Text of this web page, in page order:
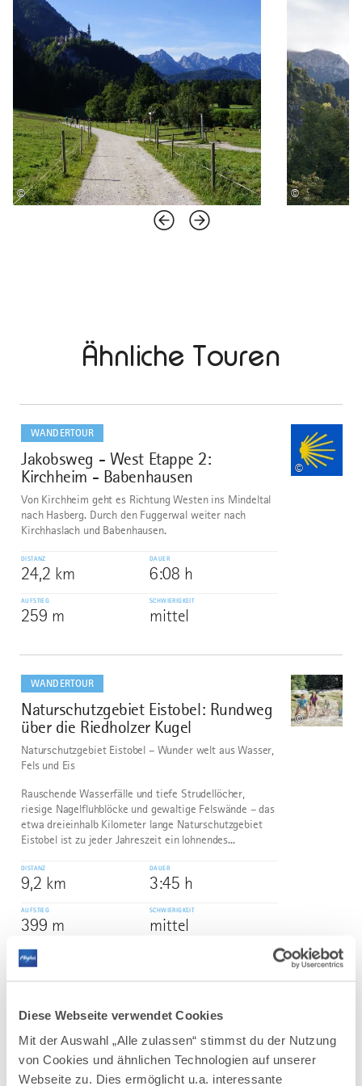
Diese Webseite verwendet Cookies
Mit der Auswahl „Alle zulassen“ stimmst du der Nutzung
von Cookies und ähnlichen Technologien auf unserer
Webseite zu. Dies ermöglicht u.a. interessante
© ©
Ähnliche Touren
WANDERTOUR
1
Jakobsweg - West Etappe 2:
Kirchheim - Babenhausen
©
Von Kirchheim geht es Richtung Westen ins Mindeltal
nach Hasberg. Durch den Fuggerwal weiter nach
Kirchhaslach und Babenhausen.
DISTANZ
24,2 km
DAUER
6:08 h
AUFSTIEG
259 m
SCHWIERIGKEIT
mittel
dazu
WANDERTOUR
2
Naturschutzgebiet Eistobel: Rundweg
über die Riedholzer Kugel
©
Naturschutzgebiet Eistobel – Wunder welt aus Wasser,
Fels und Eis
Rauschende Wasserfälle und tiefe Strudellöcher,
riesige Nagelfluhblöcke und gewaltige Felswände – das
etwa dreieinhalb Kilometer lange Naturschutzgebiet
Eistobel ist zu jeder Jahreszeit ein lohnendes...
DISTANZ
9,2 km
DAUER
3:45 h
AUFSTIEG
399 m
SCHWIERIGKEIT
mittel
dazu
3
Bad Wurzach | Wanderweg Nr. 5 –
Käserei-Tour – zusehen, staunen und
probieren
Diese schöne Wanderung führt uns durch den
mehr
dazu